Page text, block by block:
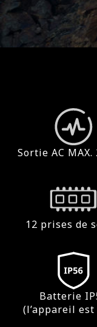
Sortie AC MAX.
12 prises de
Batterie
(l’appareil est